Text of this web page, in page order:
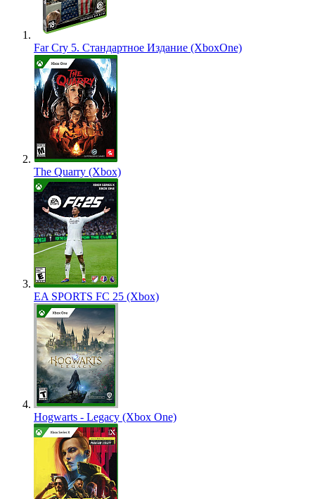
Far Cry 5. Стандартное Издание (XboxOne)
The Quarry (Xbox)
EA SPORTS FC 25 (Xbox)
Hogwarts - Legacy (Xbox One)